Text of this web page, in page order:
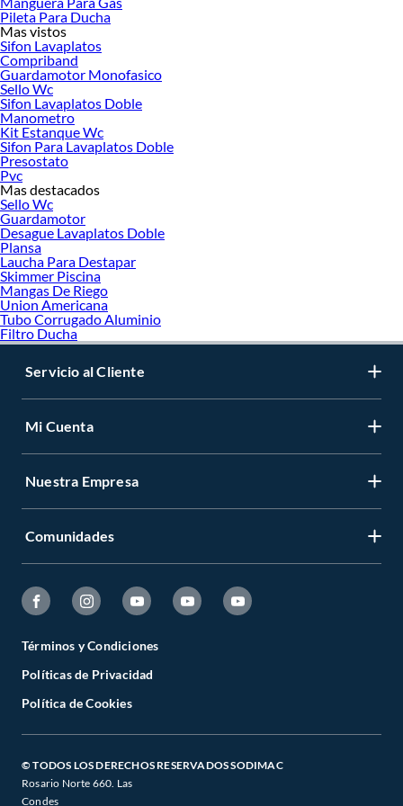
Pileta Para Ducha
Mas vistos
Sifon Lavaplatos
Compriband
Guardamotor Monofasico
Sello Wc
Sifon Lavaplatos Doble
Manometro
Kit Estanque Wc
Sifon Para Lavaplatos Doble
Presostato
Pvc
Mas destacados
Sello Wc
Guardamotor
Desague Lavaplatos Doble
Plansa
Laucha Para Destapar
Skimmer Piscina
Mangas De Riego
Union Americana
Tubo Corrugado Aluminio
Filtro Ducha
Servicio al Cliente
Mi Cuenta
Nuestra Empresa
Comunidades
Términos y Condiciones
Políticas de Privacidad
Política de Cookies
© TODOS LOS DERECHOS RESERVADOS SODIMAC
Rosario Norte 660. Las
Condes